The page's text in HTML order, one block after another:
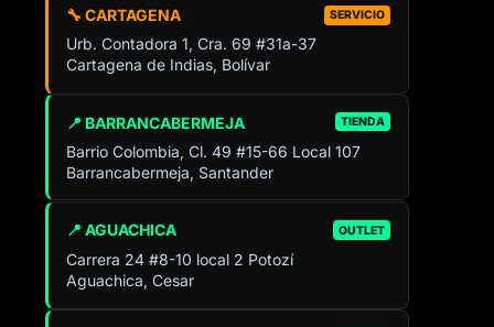
🔧 CARTAGENA SERVICIO
Urb. Contadora 1, Cra. 69 #31a-37
Cartagena de Indias, Bolívar
📍 BARRANCABERMEJA TIENDA
Barrio Colombia, Cl. 49 #15-66 Local 107
Barrancabermeja, Santander
📍 AGUACHICA OUTLET
Carrera 24 #8-10 local 2 Potozí
Aguachica, Cesar